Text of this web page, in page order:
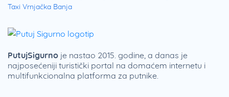
Taxi Vrnjačka Banja
PutujSigurno je nastao 2015. godine, a danas je
najposećeniji turistički portal na domaćem internetu i
multifunkcionalna platforma za putnike.